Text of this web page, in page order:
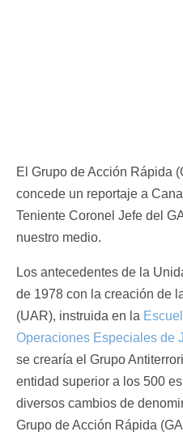
El Grupo de Acción Rápida
concede un reportaje a
Teniente Coronel Jefe del
nuestro medio.
Los antecedentes de la
de 1978 con la creación de
(UAR), instruida en la
Operaciones Especiales de
se crearía el Grupo
entidad superior a los 500
diversos cambios de
Grupo de Acción Rápida